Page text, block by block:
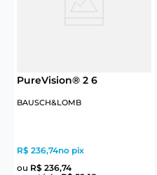
PureVision® 2 6
BAUSCH&LOMB
R$ 236,74no pix
ou R$ 236,74